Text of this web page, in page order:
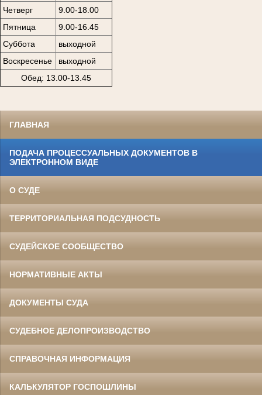
Четверг
9.00-18.00
Пятница
9.00-16.45
Суббота
выходной
Воскресенье
выходной
Обед: 13.00-13.45
ГЛАВНАЯ
ПОДАЧА ПРОЦЕССУАЛЬНЫХ ДОКУМЕНТОВ В
ЭЛЕКТРОННОМ ВИДЕ
О СУДЕ
ТЕРРИТОРИАЛЬНАЯ ПОДСУДНОСТЬ
СУДЕЙСКОЕ СООБЩЕСТВО
НОРМАТИВНЫЕ АКТЫ
ДОКУМЕНТЫ СУДА
СУДЕБНОЕ ДЕЛОПРОИЗВОДСТВО
СПРАВОЧНАЯ ИНФОРМАЦИЯ
КАЛЬКУЛЯТОР ГОСПОШЛИНЫ